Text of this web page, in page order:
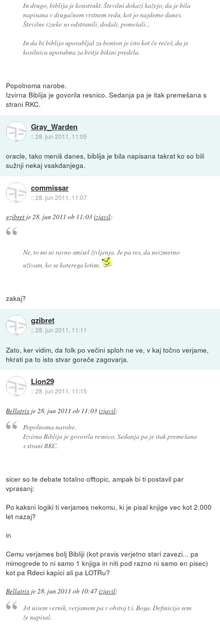
In drugo, biblija je konstrukt. Številni dokazi kažejo, da je bila
napisana v drugačnem vrstnem redu, kot jo najdemo danes.
Številne izseke so odstranili, dodali, pomešali...
In da bi biblijo uporabljal za bonton je isto kot če rečeš, da je
kosilnica uporabna za britje bikini predela.
Popolnoma narobe.
Izvirna Biblija je govorila resnico. Sedanja pa je itak premešana s
strani RKC.
Gray_Warden
::28. jun 2011, 11:05
oracle, tako meniš danes, biblija je bila napisana takrat ko so bili
sužnji nekaj vsakdanjega.
commissar
::28. jun 2011, 11:07
gzibret je28. jun 2011 ob 11:03izjavil:
Ne, to mi ni ravno smisel življenja. Je pa res, da neizmerno
uživam, ko se katerega lotim.
zakaj?
gzibret
::28. jun 2011, 11:11
Zato, ker vidim, da folk po večini sploh ne ve, v kaj točno verjame,
hkrati pa to isto stvar goreče zagovarja.
Lion29
::28. jun 2011, 11:15
Bellatrix je28. jun 2011 ob 11:03izjavil:
Popolnoma narobe.
Izvirna Biblija je govorila resnico. Sedanja pa je itak premešana
s strani RKC.
sicer so te debate totalno offtopic, ampak bi ti postavil par
vprasanj:
Po kaksni logiki ti verjames nekomu, ki je pisal knjige vec kot 2.000
let nazaj?
in
Cemu verjames bolj Bibliji (kot pravis verjetno stari zavezi... pa
mimogrede to ni samo 1 knjiga in niti pod razno ni samo en pisec)
kot pa Rdeci kapici ali pa LOTRu?
Bellatrix je28. jun 2011 ob 10:47izjavil:
Jst nisem vernik, verjamem pa v obstoj t.i. Boga. Definicijo sem
že napisal.